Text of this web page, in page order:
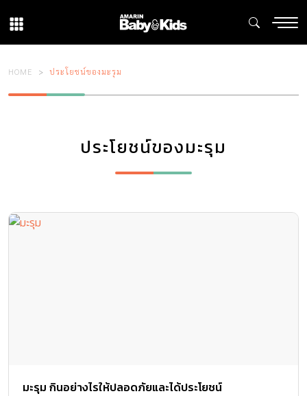
HOME ประโยชน์ของมะรุม
ประโยชน์ของมะรุม
มะรุม กินอย่างไรให้ปลอดภัยและได้ประโยชน์